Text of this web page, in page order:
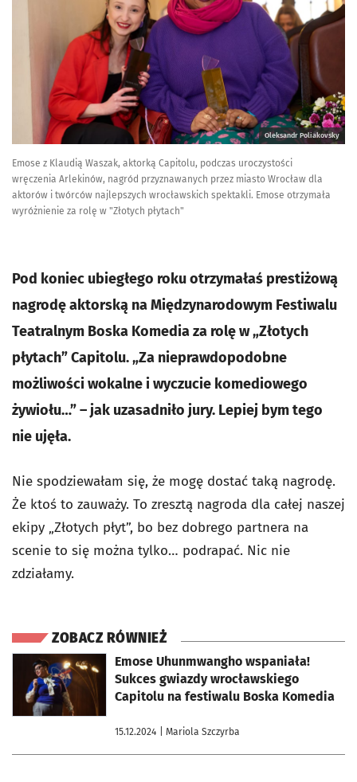
Oleksandr Poliakovsky
Emose z Klaudią Waszak, aktorką Capitolu, podczas uroczystości
wręczenia Arlekinów, nagród przyznawanych przez miasto Wrocław dla
aktorów i twórców najlepszych wrocławskich spektakli. Emose otrzymała
wyróżnienie za rolę w "Złotych płytach"
Pod koniec ubiegłego roku otrzymałaś prestiżową
nagrodę aktorską na Międzynarodowym Festiwalu
Teatralnym Boska Komedia za rolę w „Złotych
płytach” Capitolu.„Za nieprawdopodobne
możliwości wokalne i wyczucie komediowego
żywiołu…” – jak uzasadniło jury. Lepiej bym tego
nie ujęła.
Nie spodziewałam się, że mogę dostać taką nagrodę.
Że ktoś to zauważy. To zresztą nagroda dla całej naszej
ekipy „Złotych płyt”, bo bez dobrego partnera na
scenie to się można tylko… podrapać. Nic nie
zdziałamy.
ZOBACZ RÓWNIEŻ
Emose Uhunmwangho wspaniała!
Sukces gwiazdy wrocławskiego
Capitolu na festiwalu Boska Komedia
15.12.2024 | Mariola Szczyrba
otworzy się w nowej karcie